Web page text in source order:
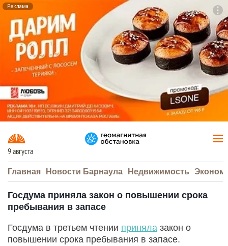
Реклама
9 августа
Главная Новости Барнаула Недвижимость
Госдума приняла закон о повышении срока
пребывания в запасе
Госдума в третьем чтении приняла закон о
повышении срока пребывания в запасе.